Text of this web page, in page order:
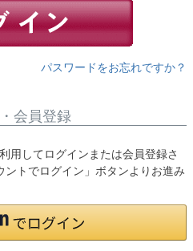
パスワードをお忘れですか？
会員登録
用してログインまたは会員登録さ
トでログイン」ボタンよりお進み